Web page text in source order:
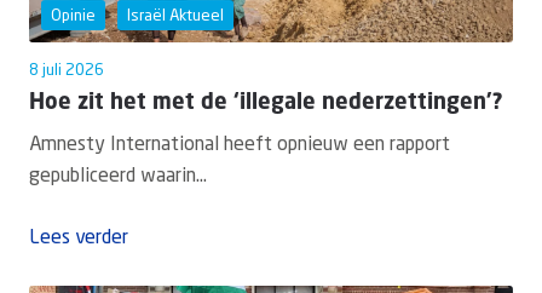
Opinie Israël Aktueel
8 juli 2026
Hoe zit het met de ‘illegale nederzettingen’?
Amnesty International heeft opnieuw een rapport
gepubliceerd waarin...
Lees verder